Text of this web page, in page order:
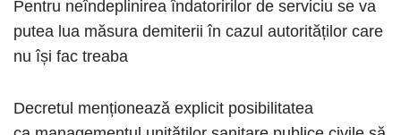
Pentru neîndeplinirea îndatoririlor de serviciu se va
putea lua măsura demiterii în cazul autorităților care
nu își fac treaba
Decretul menționează explicit posibilitatea